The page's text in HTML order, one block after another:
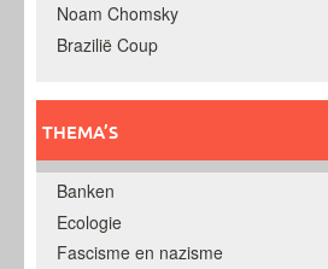
Noam Chomsky
Brazilië Coup
THEMA’S
Banken
Ecologie
Fascisme en nazisme